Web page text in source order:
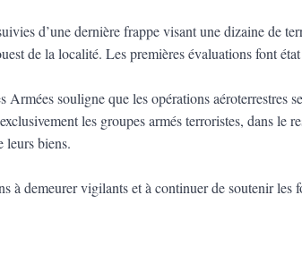
d’une dernière frappe visant une dizaine de
de la localité. Les premières évaluations font
Armées souligne que les opérations aéroterrestres
les groupes armés terroristes, dans le
leurs biens.
à demeurer vigilants et à continuer de soutenir les